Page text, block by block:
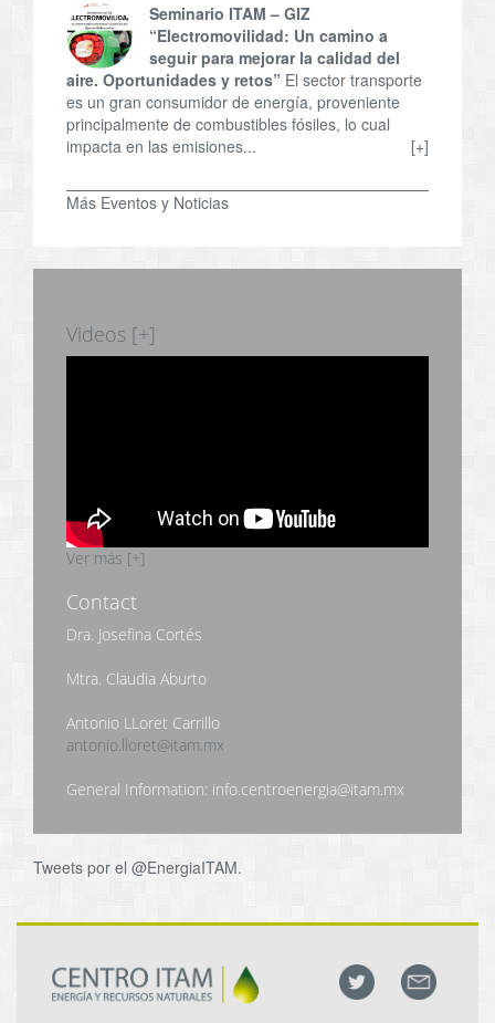
Seminario ITAM – GIZ
“Electromovilidad: Un camino a
seguir para mejorar la calidad del
aire. Oportunidades y retos” El sector transporte
es un gran consumidor de energía, proveniente
principalmente de combustibles fósiles, lo cual
impacta en las emisiones...
[+]
Más Eventos y Noticias
Videos [+]
Ver más [+]
Contact
Dra. Josefina Cortés
Mtra. Claudia Aburto
Antonio LLoret Carrillo
antonio.lloret@itam.mx
General Information: info.centroenergia@itam.mx
Tweets por el @EnergiaITAM.